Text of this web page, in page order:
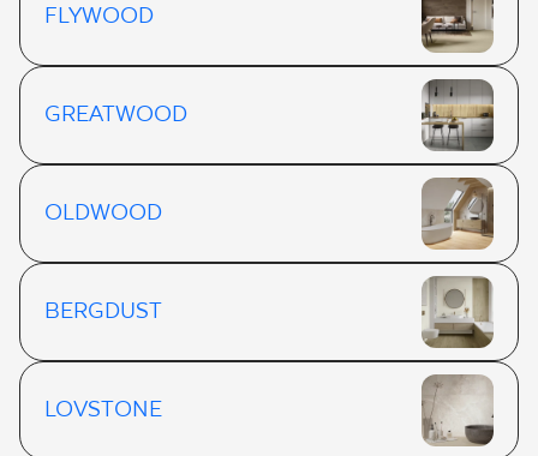
FLYWOOD
GREATWOOD
OLDWOOD
BERGDUST
LOVSTONE